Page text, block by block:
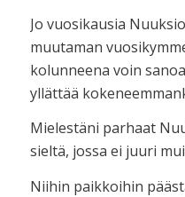
Jo vuosikausia
muutaman
kolunneena voin
yllättää
Mielestäni parhaat
sieltä, jossa ei juuri
Niihin paikkoihin